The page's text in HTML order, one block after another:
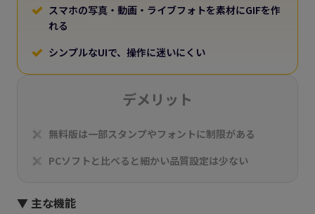
スマホの写真・動画・ライブフォトを素材にGIFを作
れる
シンプルなUIで、操作に迷いにくい
デメリット
無料版は一部スタンプやフォントに制限がある
PCソフトと比べると細かい品質設定は少ない
▼ 主な機能